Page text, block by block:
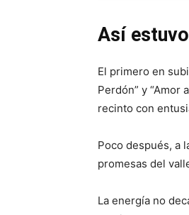
Así
El primero en
Perdón” y “Amor
recinto con
Poco después, a
promesas del
La energía no